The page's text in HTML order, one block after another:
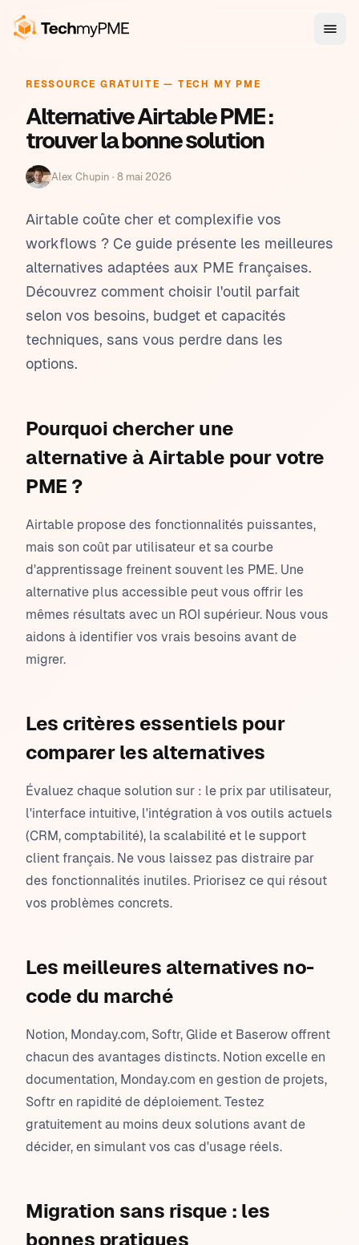
RESSOURCE GRATUITE — TECH MY PME
Alternative Airtable PME :
trouver la bonne solution
Alex Chupin · 8 mai 2026
Airtable coûte cher et complexifie vos
workflows ? Ce guide présente les meilleures
alternatives adaptées aux PME françaises.
Découvrez comment choisir l'outil parfait
selon vos besoins, budget et capacités
techniques, sans vous perdre dans les
options.
Pourquoi chercher une
alternative à Airtable pour votre
PME ?
Airtable propose des fonctionnalités puissantes,
mais son coût par utilisateur et sa courbe
d'apprentissage freinent souvent les PME. Une
alternative plus accessible peut vous offrir les
mêmes résultats avec un ROI supérieur. Nous vous
aidons à identifier vos vrais besoins avant de
migrer.
Les critères essentiels pour
comparer les alternatives
Évaluez chaque solution sur : le prix par utilisateur,
l'interface intuitive, l'intégration à vos outils actuels
(CRM, comptabilité), la scalabilité et le support
client français. Ne vous laissez pas distraire par
des fonctionnalités inutiles. Priorisez ce qui résout
vos problèmes concrets.
Les meilleures alternatives no-
code du marché
Notion, Monday.com, Softr, Glide et Baserow offrent
chacun des avantages distincts. Notion excelle en
documentation, Monday.com en gestion de projets,
Softr en rapidité de déploiement. Testez
gratuitement au moins deux solutions avant de
décider, en simulant vos cas d'usage réels.
Migration sans risque : les
bonnes pratiques